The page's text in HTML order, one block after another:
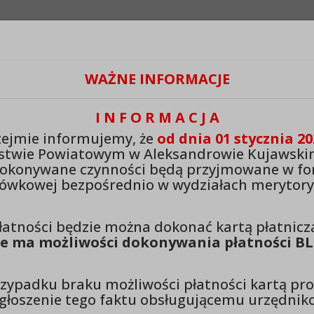
Zmień odstęp między literami
Zmień interlinię i margines między paragrafami
Przywróć ustawienia domyślne
Czytaj odnośniki
Powiatowe w
Menu Organy Rada Powiatu Kompetencje Rady Powiatu
Kompetencje Rady Powiatu
Kompetencje Rady Powiatu
WAŻNE INFORMACJE
I N F O R M A C J A
informujemy, że od dnia 01 stycznia
Powiatowym w Aleksandrowie
czynności będą przyjmowane w
bezpośrednio w wydziałach
będzie można dokonać kartą
ma możliwości dokonywania płatności
braku możliwości płatności kartą
tego faktu obsługującemu